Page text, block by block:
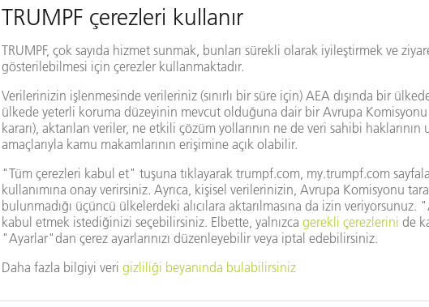
projelere finans desteği de sunuyor. Projeniz odaklandığımız